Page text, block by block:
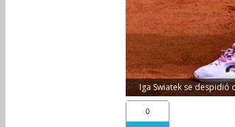
Iga Swiatek se despidió
0